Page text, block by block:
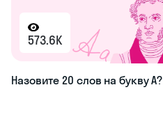
573.6K
Назовите 20 слов на букву А?